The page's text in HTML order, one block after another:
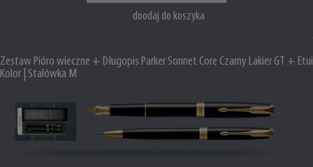
doodaj do koszyka
Zestaw Pióro wieczne + Długopis Parker Sonnet Core Czarny Lakier GT + Etui
Kolor | Stalówka M